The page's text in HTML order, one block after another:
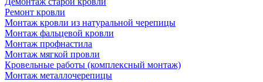
Ремонт кровли
Монтаж кровли из натуральной черепицы
Монтаж фальцевой кровли
Монтаж профнастила
Монтаж мягкой провли
Кровельные работы (комплексный монтаж)
Монтаж металлочерепицы